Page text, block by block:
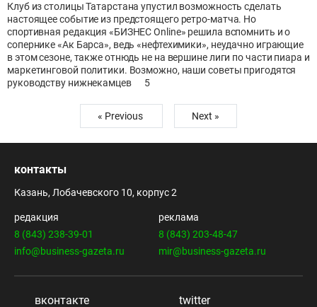
Клуб из столицы Татарстана упустил возможность сделать
настоящее событие из предстоящего ретро-матча. Но
спортивная редакция «БИЗНЕС Online» решила вспомнить и о
сопернике «Ак Барса», ведь «нефтехимики», неудачно играющие
в этом сезоне, также отнюдь не на вершине лиги по части пиара и
маркетинговой политики. Возможно, наши советы пригодятся
руководству нижнекамцев
5
« Previous Next »
контакты
Казань, Лобачевского 10, корпус 2
редакция
8 (843) 238-39-01
info@business-gazeta.ru
реклама
8 (843) 203-48-47
mir@business-gazeta.ru
вконтакте twitter